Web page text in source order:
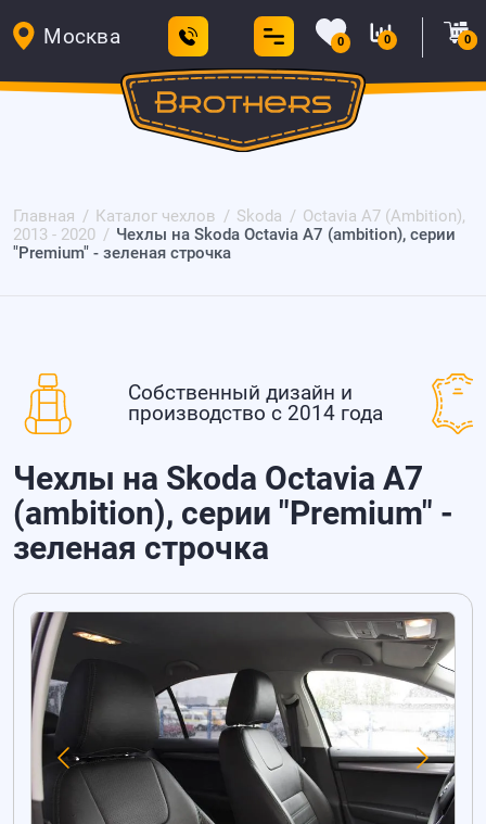
Москва 0 0 0
Главная Каталог чехлов Skoda
Octavia A7 (Ambition),
2013 - 2020
Чехлы на Skoda Octavia A7 (ambition), серии
"Premium" - зеленая строчка
Собственный дизайн и
производство с 2014 года
Чехлы на Skoda Octavia A7
(ambition), серии "Premium" -
зеленая строчка